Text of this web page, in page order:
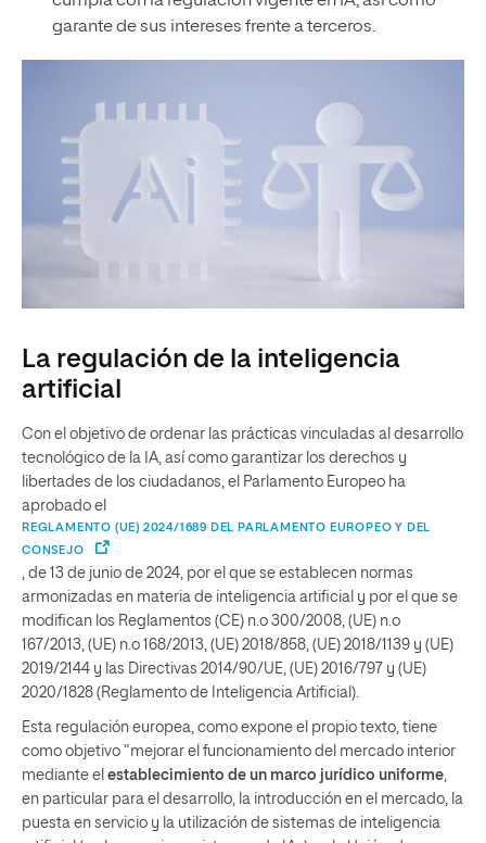
garante de sus intereses frente a terceros.
La regulación de la inteligencia
artificial
Con el objetivo de ordenar las prácticas vinculadas al desarrollo
tecnológico de la IA, así como garantizar los derechos y
libertades de los ciudadanos, el Parlamento Europeo ha
aprobado el
REGLAMENTO (UE) 2024/1689 DEL PARLAMENTO EUROPEO Y DEL
CONSEJO
, de 13 de junio de 2024, por el que se establecen normas
armonizadas en materia de inteligencia artificial y por el que se
modifican los Reglamentos (CE) n.o 300/2008, (UE) n.o
167/2013, (UE) n.o 168/2013, (UE) 2018/858, (UE) 2018/1139 y (UE)
2019/2144 y las Directivas 2014/90/UE, (UE) 2016/797 y (UE)
2020/1828 (Reglamento de Inteligencia Artificial).
Esta regulación europea, como expone el propio texto, tiene
como objetivo “mejorar el funcionamiento del mercado interior
mediante el establecimiento de un marco jurídico uniforme,
en particular para el desarrollo, la introducción en el mercado, la
puesta en servicio y la utilización de sistemas de inteligencia